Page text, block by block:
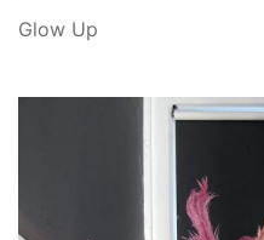
Glow Up